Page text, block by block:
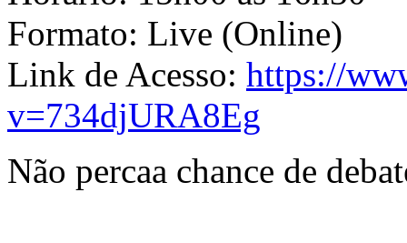
Formato: Live (Online)
Link de Acesso: https://
v=734djURA8Eg
Não percaa chance de